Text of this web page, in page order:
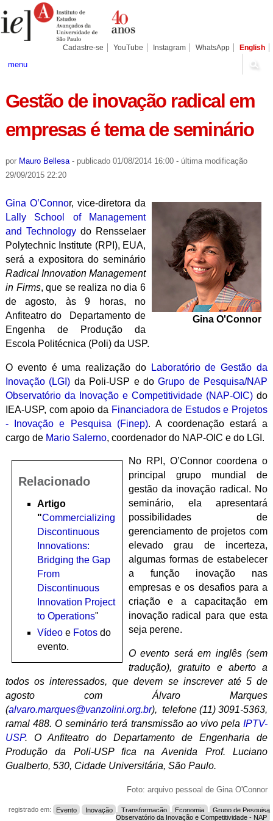
para
conteúdo.
Pessoais
Cadastre-se YouTube Instagram WhatsApp English
menu
Gestão de inovação radical em
empresas é tema de seminário
por Mauro Bellesa - publicado01/08/2014 16:00 - última modificação
29/09/2015 22:20
Gina O'Connor
Gina O’Connor, vice-diretora da
Lally School of Management
and Technology do Rensselaer
Polytechnic Institute (RPI), EUA,
será a expositora do seminário
Radical Innovation Management
in Firms, que se realiza no dia 6
de agosto, às 9 horas, no
Anfiteatro do Departamento de
Engenha de Produção da
Escola Politécnica (Poli) da USP.
O evento é uma realização do
Laboratório de Gestão da
Inovação (LGI) da Poli-USP e doGrupo de Pesquisa/NAP
Observatório da Inovação e Competitividade (NAP-OIC) do
IEA-USP, com apoio da Financiadora de Estudos e Projetos
- Inovação e Pesquisa (Finep). A coordenação estará a
cargo de Mario Salerno, coordenador do NAP-OIC e do LGI.
Relacionado
Artigo
"Commercializing
Discontinuous
Innovations:
Bridging the Gap
From
Discontinuous
Innovation Project
to Operations"
Vídeo e Fotos do
evento.
No RPI, O’Connor coordena o
principal grupo mundial de
gestão da inovação radical. No
seminário, ela apresentará
possibilidades de
gerenciamento de projetos com
elevado grau de incerteza,
algumas formas de estabelecer
a função inovação nas
empresas e os desafios para a
criação e a capacitação em
inovação radical para que esta
seja perene.
O evento será em inglês (sem
tradução), gratuito e aberto a
todos os interessados, que devem se inscrever até 5 de
agosto com Álvaro Marques
(alvaro.marques@vanzolini.org.br), telefone (11) 3091-5363,
ramal 488. O seminário terá transmissão ao vivo pelaIPTV-
USP. O Anfiteatro do Departamento de Engenharia de
Produção da Poli-USP fica na Avenida Prof. Luciano
Gualberto, 530, Cidade Universitária, São Paulo.
Foto: arquivo pessoal de Gina O'Connor
registrado em: Evento Inovação Transformação Economia
Grupo de Pesquisa
Observatório da Inovação e Competitividade - NAP